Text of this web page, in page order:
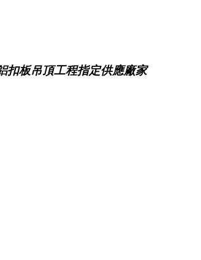
扣板吊頂工程指定供應廠家